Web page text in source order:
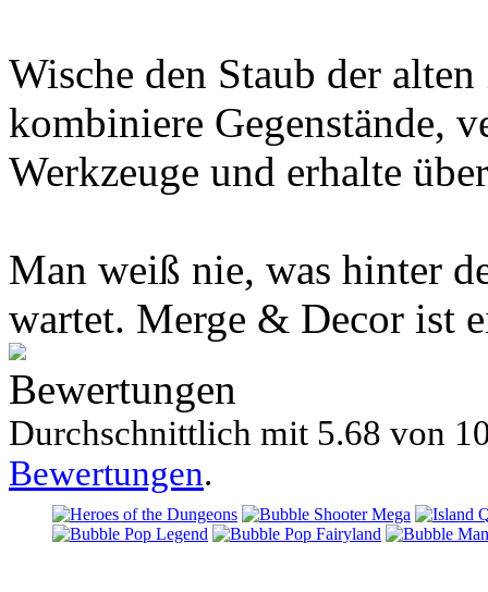
Wische den Staub der
kombiniere Gegenstände,
Werkzeuge und erhalte
Man weiß nie, was hinter
wartet. Merge & Decor ist
Bewertungen
Durchschnittlich mit 5.68 von
Bewertungen.